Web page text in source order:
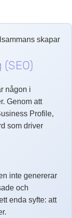
skapar
någon i
Genom att
Profile,
som driver
inte genererar
och
enda syfte: att